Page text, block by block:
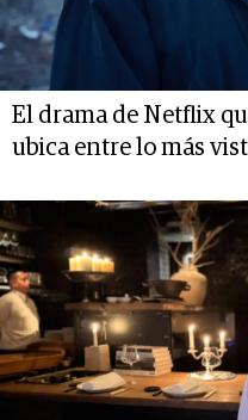
El drama de Netflix
ubica entre lo más